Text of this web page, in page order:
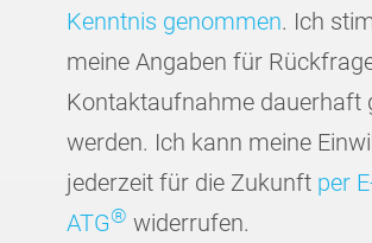
Kenntnis genommen. Ich
meine Angaben für
Kontaktaufnahme dauerhaft
werden. Ich kann meine
jederzeit für die Zukunft per
ATG® widerrufen.